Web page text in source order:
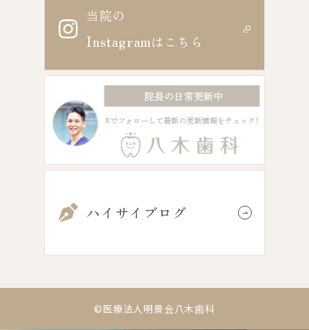
当院の
Instagramはこちら
ハイサイブログ
©医療法人明景会八木歯科